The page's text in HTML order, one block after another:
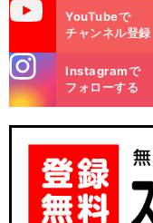
YouTubeで
チャンネル登録
m
Instagramで
フォローする